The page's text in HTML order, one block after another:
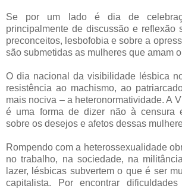
Se por um lado é dia de
principalmente de discussão e reflexão
preconceitos, lesbofobia e sobre a
são submetidas as mulheres que amam
O dia nacional da visibilidade lésbica
resistência ao machismo, ao
mais nociva – a heteronormatividade. A
é uma forma de dizer não à censura
sobre os desejos e afetos dessas
Rompendo com a heterossexualidade
no trabalho, na sociedade, na
lazer, lésbicas subvertem o que é ser
capitalista. Por encontrar